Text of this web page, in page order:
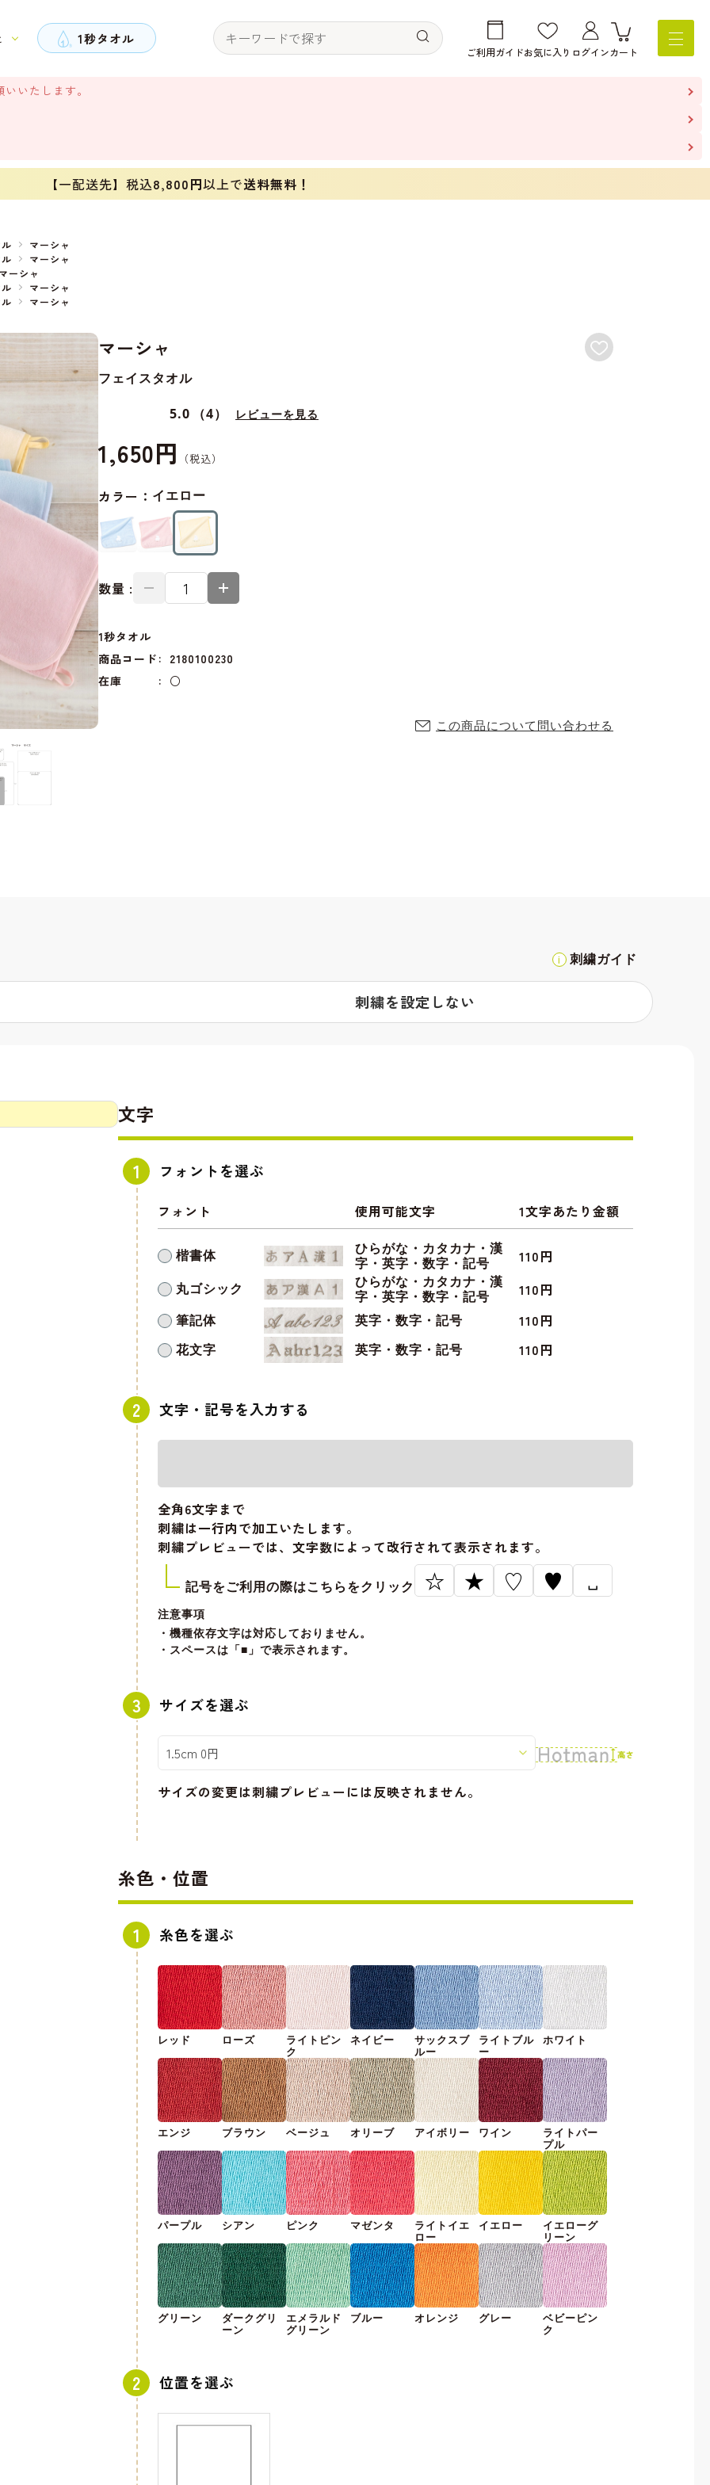
1秒タオル
ご利用ガイドお気に入り ログインカート
いたします。
【一配送先】税込8,800円以上で送料無料！
マーシャ
マーシャ
マーシャ
マーシャ
マーシャ
マーシャ
フェイスタオル
5.0 （4） レビューを見る
1,650円
カラー： イエロー
数量 :
1秒タオル
商品コード
2180100230
在庫
○
この商品について問い合わせる
刺繍ガイド
刺繍を設定しない
文字
フォントを選ぶ
フォント 使用可能文字 1文字あたり金額
楷書体
ひらがな・カタカナ・漢
字・英字・数字・記号
110円
丸ゴシック
ひらがな・カタカナ・漢
字・英字・数字・記号
110円
筆記体 英字・数字・記号 110円
花文字 英字・数字・記号 110円
文字・記号を入力する
全角6文字 まで
刺繍は一行内で加工いたします。
刺繍プレビューでは、文字数によって改行されて表示されます。
記号をご利用の際はこちらをクリック ☆ ★ ♡ ♥ ␣
注意事項
・機種依存文字は対応しておりません。
・スペースは「■」で表示されます。
サイズを選ぶ
サイズの変更は刺繍プレビューには反映されません。
糸色・位置
糸色を選ぶ
レッド ローズ
ライトピン
ク
ネイビー
サックスブ
ルー
ライトブル
ー
ホワイト
エンジ ブラウン ベージュ オリーブ アイボリー ワイン
ライトパー
プル
パープル シアン ピンク マゼンタ
ライトイエ
ロー
イエロー
イエローグ
リーン
グリーン
ダークグリ
ーン
エメラルド
グリーン
ブルー オレンジ グレー
ベビーピン
ク
位置を選ぶ